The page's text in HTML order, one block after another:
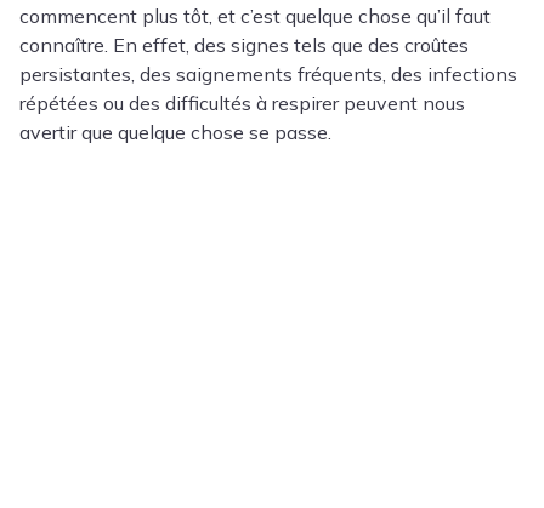
commencent plus tôt, et c’est quelque chose qu’il faut
connaître. En effet, des signes tels que des croûtes
persistantes, des saignements fréquents, des infections
répétées ou des difficultés à respirer peuvent nous
avertir que quelque chose se passe.